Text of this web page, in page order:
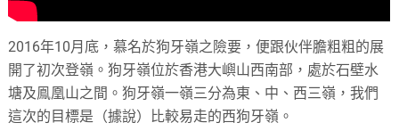
2016年10月底，慕名於狗牙嶺之險要，便跟伙伴膽粗粗的展
開了初次登嶺。狗牙嶺位於香港大嶼山西南部，處於石壁水
塘及鳯凰山之間。狗牙嶺一嶺三分為東、中、西三嶺，我們
這次的目標是（據說）比較易走的西狗牙嶺。